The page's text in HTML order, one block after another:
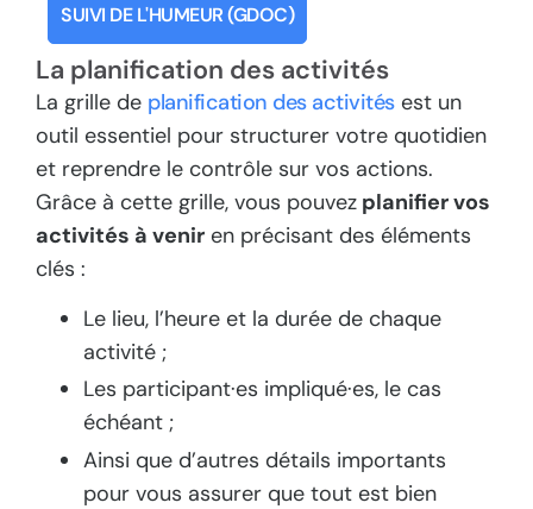
SUIVI DE L'HUMEUR (GDOC)
La planification des activités
La grille de planification des activitésest un
outil essentiel pour structurer votre quotidien
et reprendre le contrôle sur vos actions.
Grâce à cette grille, vous pouvez planifier vos
activités à venir en précisant des éléments
clés :
Le lieu, l’heure et la durée de chaque
activité ;
Les participant·es impliqué·es, le cas
échéant ;
Ainsi que d’autres détails importants
pour vous assurer que tout est bien